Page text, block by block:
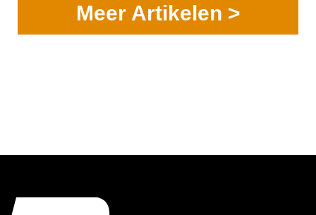
Meer Artikelen >